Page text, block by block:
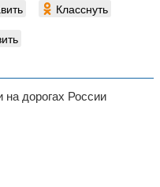
Класснуть
на дорогах России